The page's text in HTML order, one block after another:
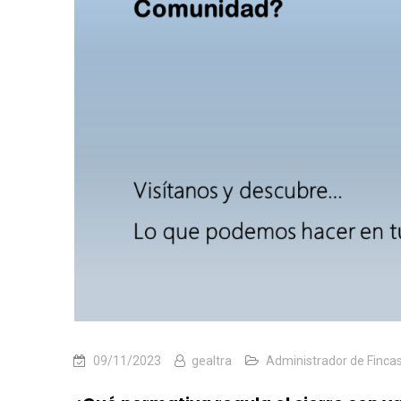
09/11/2023 gealtra Administrador de